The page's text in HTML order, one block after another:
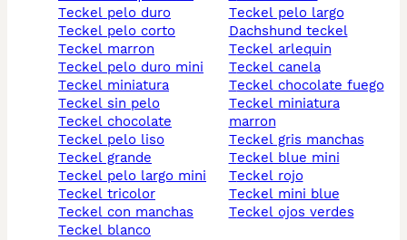
teckel pelo duro
teckel pelo corto
teckel marron
teckel pelo duro mini
teckel miniatura
teckel sin pelo
teckel chocolate
teckel pelo liso
teckel grande
teckel pelo largo mini
teckel tricolor
teckel con manchas
teckel blanco
teckel pelo largo
dachshund teckel
teckel arlequin
teckel canela
teckel chocolate fuego
teckel miniatura
marron
teckel gris manchas
teckel blue mini
teckel rojo
teckel mini blue
teckel ojos verdes